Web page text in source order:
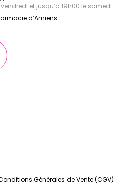
et jusqu’à 19h00 le samedi
d’Amiens
Générales de Vente (CGV)